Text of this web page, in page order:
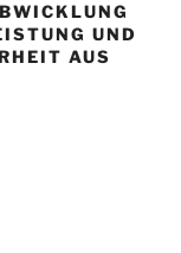
UND
AUS E